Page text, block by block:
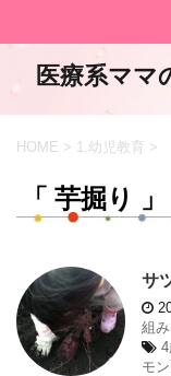
医療系ママ
HOME > 1.幼児教育 >
「 芋掘り
サ
組み
モ